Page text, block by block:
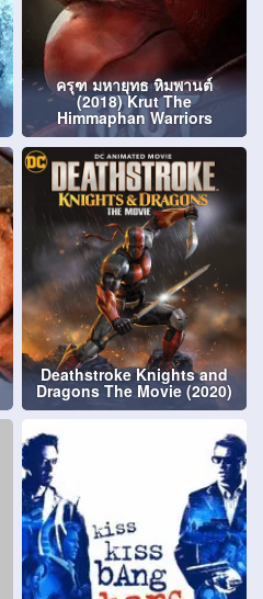
ครุฑ มหายุทธ หิมพานต์
(2018) Krut The
Himmaphan Warriors
Deathstroke Knights and
Dragons The Movie (2020)